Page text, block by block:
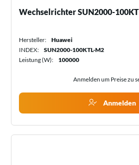
Wechselrichter SUN2000-
Hersteller:
Huawei
INDEX:
SUN2000-100KTL-M2
Leistung (W):
100000
Anmelden um Preise zu
Anmelden